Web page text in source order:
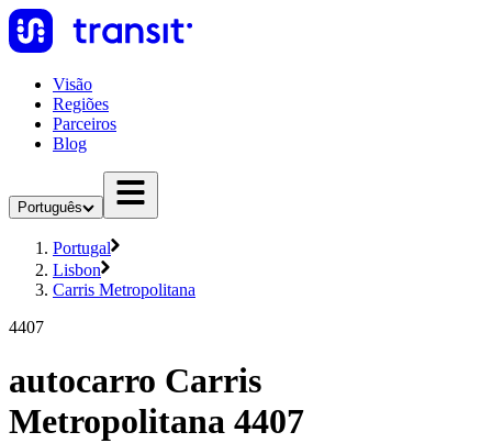
Visão
Regiões
Parceiros
Blog
Português
Portugal
Lisbon
Carris Metropolitana
4407
autocarro Carris
Metropolitana 4407